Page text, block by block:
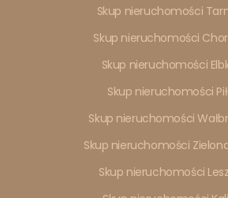
Skup nieruchomości
Skup nieruchomości
Skup nieruchomości
Skup nieruchomości
Skup nieruchomości
Skup nieruchomości
Skup nieruchomości